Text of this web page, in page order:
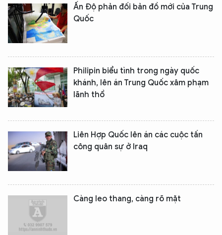
Ấn Độ phản đối bản đồ mới của Trung
Quốc
Philipin biểu tình trong ngày quốc
khánh, lên án Trung Quốc xâm phạm
lãnh thổ
Liên Hợp Quốc lên án các cuộc tấn
công quân sự ở Iraq
Càng leo thang, càng rõ mặt